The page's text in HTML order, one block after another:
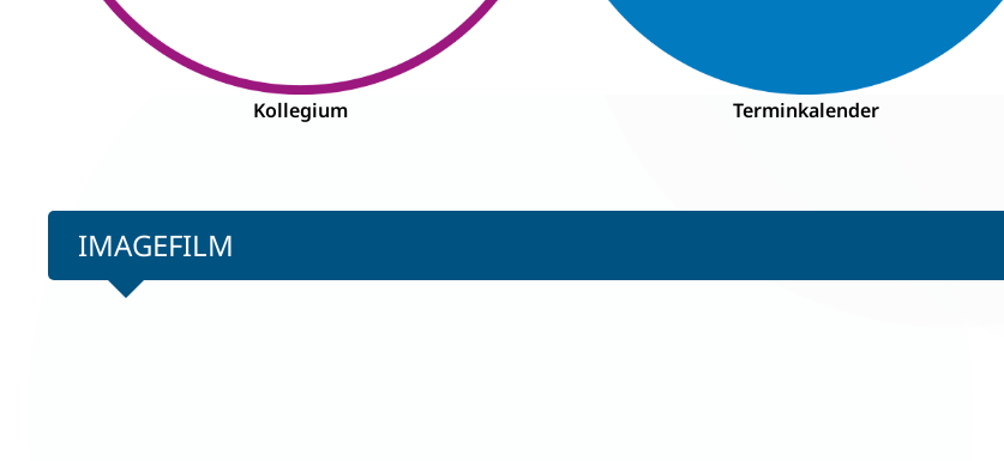
Kollegium Terminkalender
IMAGEFILM